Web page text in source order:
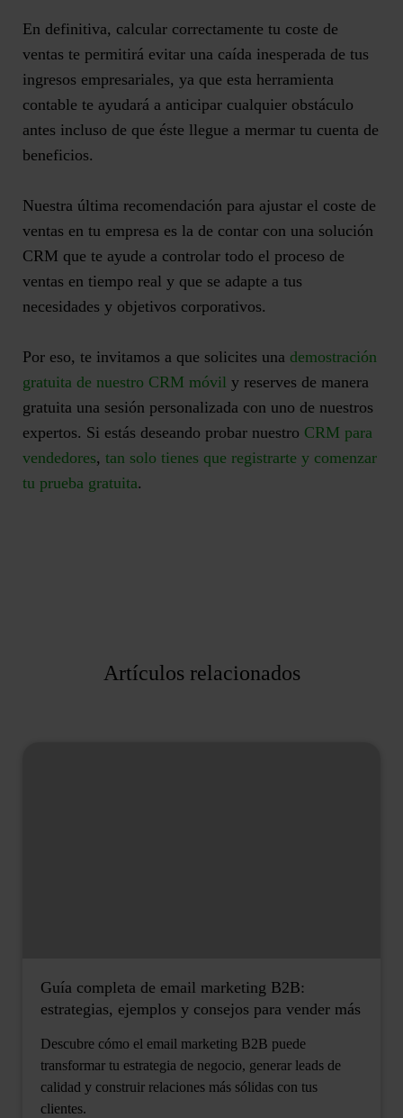
En definitiva, calcular correctamente tu coste de
ventas te permitirá evitar una caída inesperada de tus
ingresos empresariales, ya que esta herramienta
contable te ayudará a anticipar cualquier obstáculo
antes incluso de que éste llegue a mermar tu cuenta de
beneficios.
Nuestra última recomendación para ajustar el coste de
ventas en tu empresa es la de contar con una solución
CRM que te ayude a controlar todo el proceso de
ventas en tiempo real y que se adapte a tus
necesidades y objetivos corporativos.
Por eso, te invitamos a que solicites una demostración
gratuita de nuestro CRM móvil y reserves de manera
gratuita una sesión personalizada con uno de nuestros
expertos. Si estás deseando probar nuestro CRM para
vendedores, tan solo tienes que registrarte y comenzar
tu prueba gratuita.
Artículos relacionados
Guía completa de email marketing B2B:
estrategias, ejemplos y consejos para vender más
Descubre cómo el email marketing B2B puede
transformar tu estrategia de negocio, generar leads de
calidad y construir relaciones más sólidas con tus
clientes.